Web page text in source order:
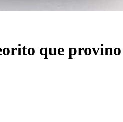
que